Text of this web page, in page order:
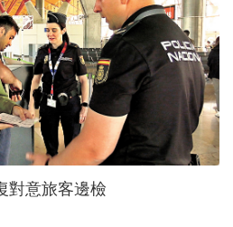
反制措施 恢復對意旅客邊檢